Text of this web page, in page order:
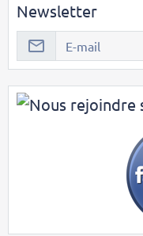
Newsletter